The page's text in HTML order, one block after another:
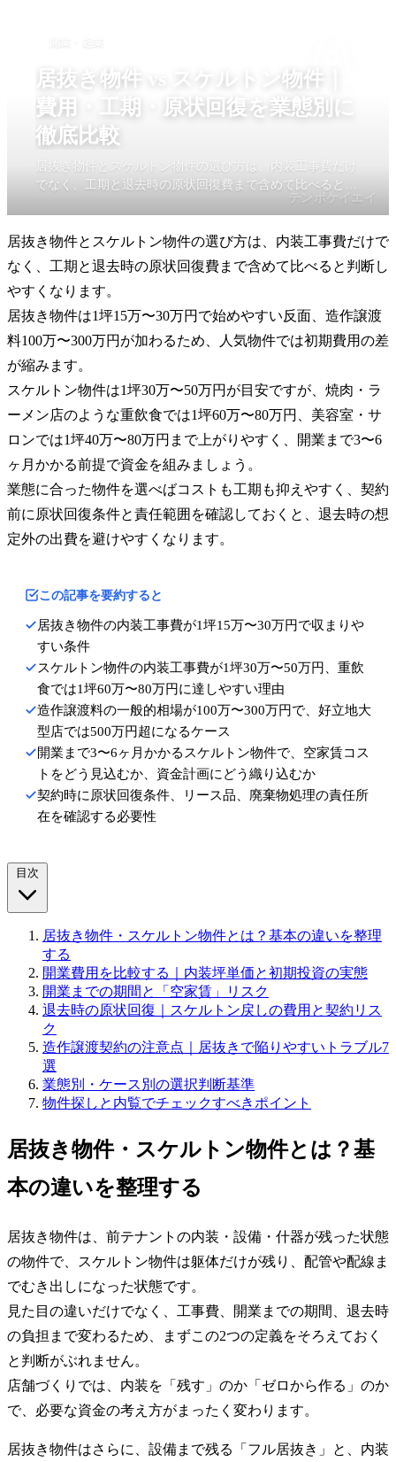
居抜き物件 vs スケルトン物件｜
費用・工期・原状回復を業態別に
徹底比較
居抜き物件とスケルトン物件の選び方は、内装工事費だけ
でなく、工期と退去時の原状回復費まで含めて比べると判
断しやすくなります。居抜き物件は1坪15万〜30万円で始
人気物件では初期費用の差が縮みます。
テンポケイエイ
居抜き物件とスケルトン物件の選び方は、内装工事費だけで
なく、工期と退去時の原状回復費まで含めて比べると判断し
やすくなります。
居抜き物件は1坪15万〜30万円で始めやすい反面、造作譲渡
料100万〜300万円が加わるため、人気物件では初期費用の差
が縮みます。
スケルトン物件は1坪30万〜50万円が目安ですが、焼肉・ラ
ーメン店のような重飲食では1坪60万〜80万円、美容室・サ
ロンでは1坪40万〜80万円まで上がりやすく、開業まで3〜6
ヶ月かかる前提で資金を組みましょう。
業態に合った物件を選べばコストも工期も抑えやすく、契約
前に原状回復条件と責任範囲を確認しておくと、退去時の想
定外の出費を避けやすくなります。
この記事を要約すると
居抜き物件の内装工事費が1坪15万〜30万円で収まりや
すい条件
スケルトン物件の内装工事費が1坪30万〜50万円、重飲
食では1坪60万〜80万円に達しやすい理由
造作譲渡料の一般的相場が100万〜300万円で、好立地大
型店では500万円超になるケース
開業まで3〜6ヶ月かかるスケルトン物件で、空家賃コス
トをどう見込むか、資金計画にどう織り込むか
契約時に原状回復条件、リース品、廃棄物処理の責任所
在を確認する必要性
居抜き物件・スケルトン物件とは？基本の違いを整理
する
開業費用を比較する｜内装坪単価と初期投資の実態
開業までの期間と「空家賃」リスク
退去時の原状回復｜スケルトン戻しの費用と契約リス
ク
造作譲渡契約の注意点｜居抜きで陥りやすいトラブル7
選
業態別・ケース別の選択判断基準
物件探しと内覧でチェックすべきポイント
居抜き物件・スケルトン物件とは？基
本の違いを整理する
居抜き物件は、前テナントの内装・設備・什器が残った状態
の物件で、スケルトン物件は躯体だけが残り、配管や配線ま
でむき出しになった状態です。
見た目の違いだけでなく、工事費、開業までの期間、退去時
の負担まで変わるため、まずこの2つの定義をそろえておく
と判断がぶれません。
店舗づくりでは、内装を「残す」のか「ゼロから作る」のか
で、必要な資金の考え方がまったく変わります。
居抜き物件はさらに、設備まで残る「フル居抜き」と、内装